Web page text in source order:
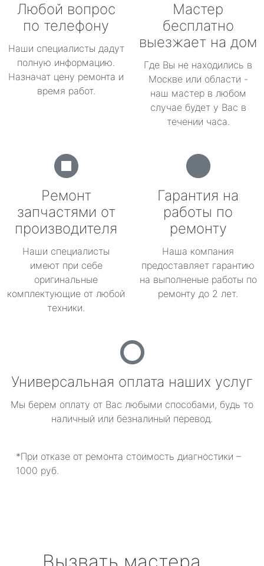
Любой вопрос
по телефону
Наши специалисты дадут
полную информацию.
Назначат цену ремонта и
время работ.
Мастер
бесплатно
выезжает на дом
Где Вы не находились в
Москве или области -
наш мастер в любом
случае будет у Вас в
течении часа.
Ремонт
запчастями от
производителя
Наши специалисты
имеют при себе
оригинальные
комплектующие от любой
техники.
Гарантия на
работы по
ремонту
Наша компания
предоставляет гарантию
на выполненые работы по
ремонту до 2 лет.
Универсальная оплата наших услуг
Мы берем оплату от Вас любыми способами, будь то
наличный или безналиный перевод.
*При отказе от ремонта стоимость диагностики –
1000 руб.